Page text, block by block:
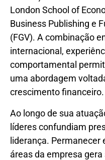
London School of
Business Publishing e
(FGV). A combinação
internacional,
comportamental
uma abordagem
crescimento financeiro.
Ao longo de sua
líderes confundiam
liderança. Permanecer
áreas da empresa